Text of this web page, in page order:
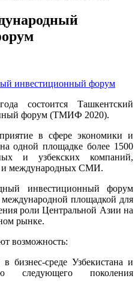
состоится Ташкентский
форум (ТМИФ 2020).
в сфере экономики и
одной площадке более 1500
и узбекских компаний,
и международных СМИ.
инвестиционный форум
площадкой для
роли Центральной Азии на
рынке.
возможность:
бизнес-среде Узбекистана и
следующего поколения